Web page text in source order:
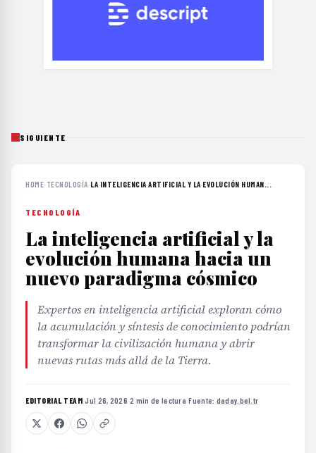
SIGUIENTE
HOME› TECNOLOGÍA›LA INTELIGENCIA ARTIFICIAL Y LA EVOLUCIÓN HUMAN...
TECNOLOGÍA
La inteligencia artificial y la
evolución humana hacia un
nuevo paradigma cósmico
Expertos en inteligencia artificial exploran cómo
la acumulación y síntesis de conocimiento podrían
transformar la civilización humana y abrir
nuevas rutas más allá de la Tierra.
EDITORIAL TEAM·Jul 26, 2026·2 min de lectura·Fuente: daday.bel.tr